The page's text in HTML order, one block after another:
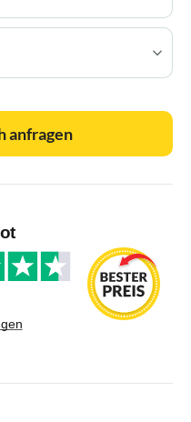
anfragen